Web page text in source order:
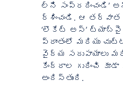
ల్ని సంప్రదించండి’
ర్శించండి. ఆ
‘లొకేట్ అస్’
ప్రాంతంలో మరియు
వైద్య సదుపాయాలు
కేంద్రాల గురించి
అందిస్తుంది.